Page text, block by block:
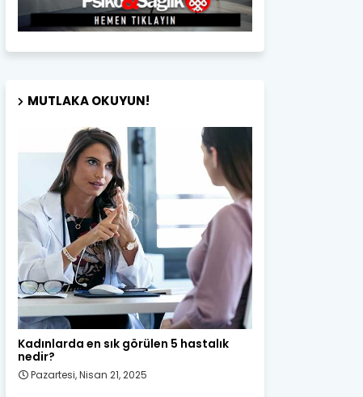
MUTLAKA OKUYUN!
Kadın Sağlığı
Kadınlarda en sık görülen 5 hastalık
nedir?
Pazartesi, Nisan 21, 2025